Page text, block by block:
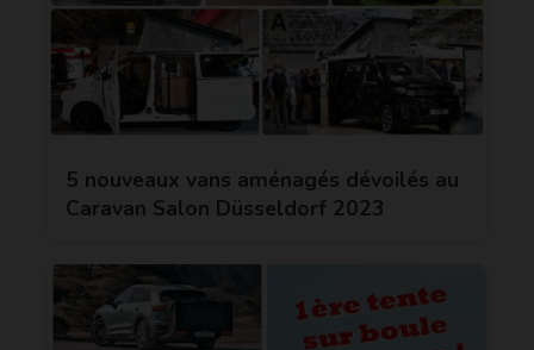
5 nouveaux vans aménagés dévoilés au
Caravan Salon Düsseldorf 2023